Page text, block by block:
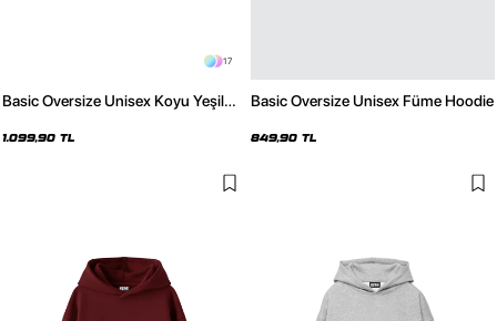
17
Basic Oversize Unisex Koyu Yeşil
1.099,90 TL
Basic Oversize Unisex Füme Hoodie
849,90 TL